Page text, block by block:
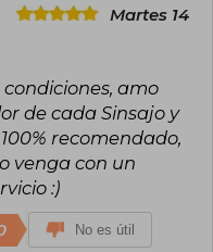
Su carrera comenzó
programas infantiles de
en proyectos como
y Pequeños osos. Este
de su pasión por contar
entretenimiento y
novela, Gregor, el
de la serie Las crónicas
Sin embargo, el éxito
con Los Juegos del
Martes 14
amo
de cada Sinsajo y
recomendado,
venga con un
:)
No es útil